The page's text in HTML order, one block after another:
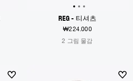
REG - 티셔츠
₩224.000
2 그림 물감